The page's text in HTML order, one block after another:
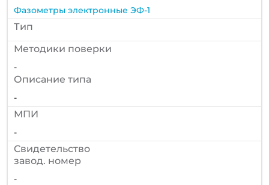
Фазометры электронные ЭФ-1
Тип
Методики поверки
-
Описание типа
-
МПИ
-
Cвидетельство
завод. номер
-